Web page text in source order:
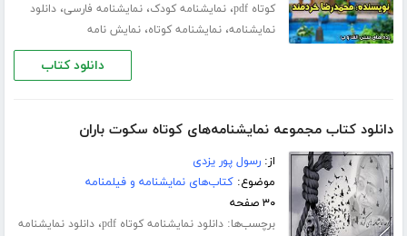
کوتاه pdf
،نمایشنامه کودک،نمایشنامه فارسی،دانلود
نمایشنامه،نمایشنامه کوتاه،نمایش نامه
دانلود کتاب
دانلود کتاب مجموعه نمایشنامه‌های کوتاه سکوت باران
از:رسول پور یزدی
موضوع:کتاب‌های نمایشنامه و فیلمنامه
۳۰ صفحه
برچسب‌ها:دانلود نمایشنامه کوتاه pdf ،دانلود نمایشنامه